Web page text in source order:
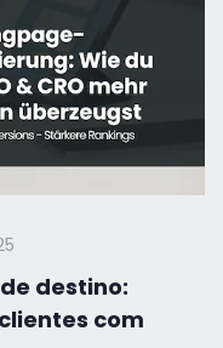
destino:
com